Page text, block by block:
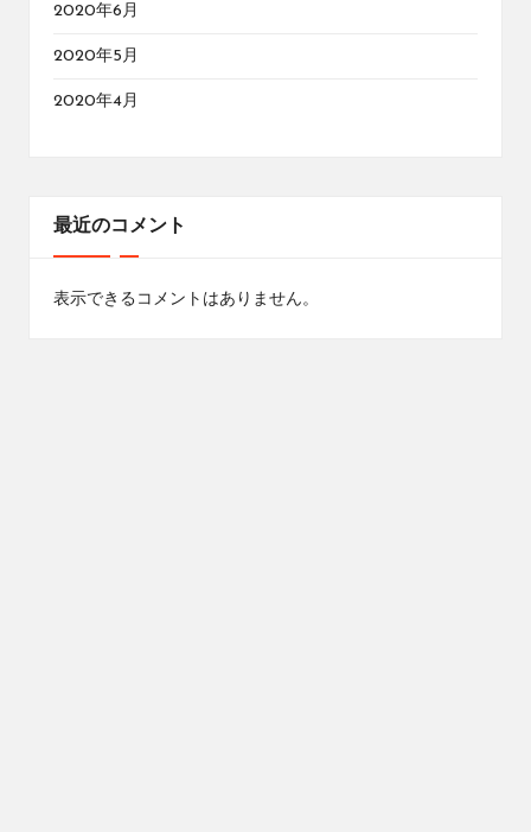
2020年6月
2020年5月
2020年4月
最近のコメント
表示できるコメントはありません。